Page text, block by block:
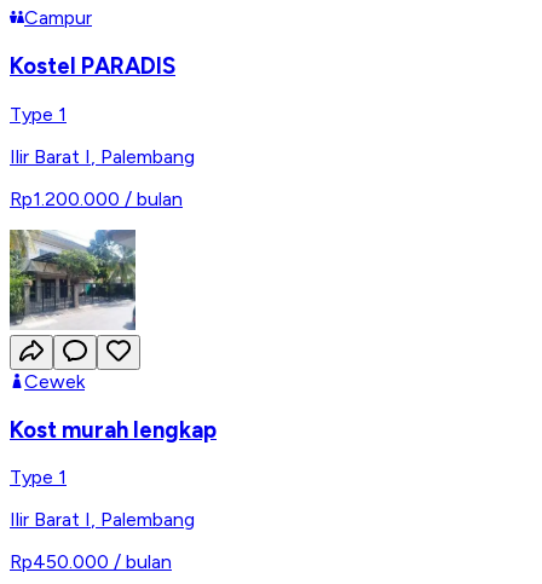
Campur
Kostel PARADIS
Type 1
Ilir Barat I Palembang
Rp1.200.000 / bulan
Cewek
Kost murah lengkap
Type 1
Ilir Barat I, Palembang
Rp450.000 / bulan